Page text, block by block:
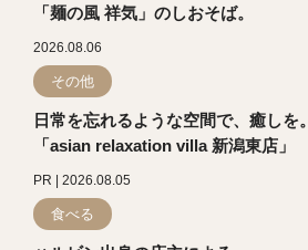
「麺の風 祥気」のしおそば。
2026.08.06
その他
日常を忘れるような空間で、癒しを。
「asian relaxation villa 新潟東店」
PR | 2026.08.05
食べる